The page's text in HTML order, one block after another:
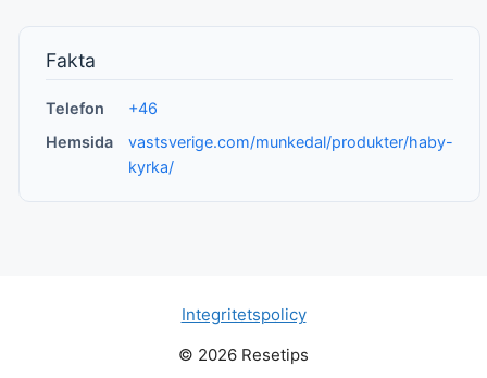
Fakta
Telefon
+46
Hemsida
vastsverige.com/munkedal/produkter/haby-
kyrka/
Integritetspolicy
© 2026 Resetips